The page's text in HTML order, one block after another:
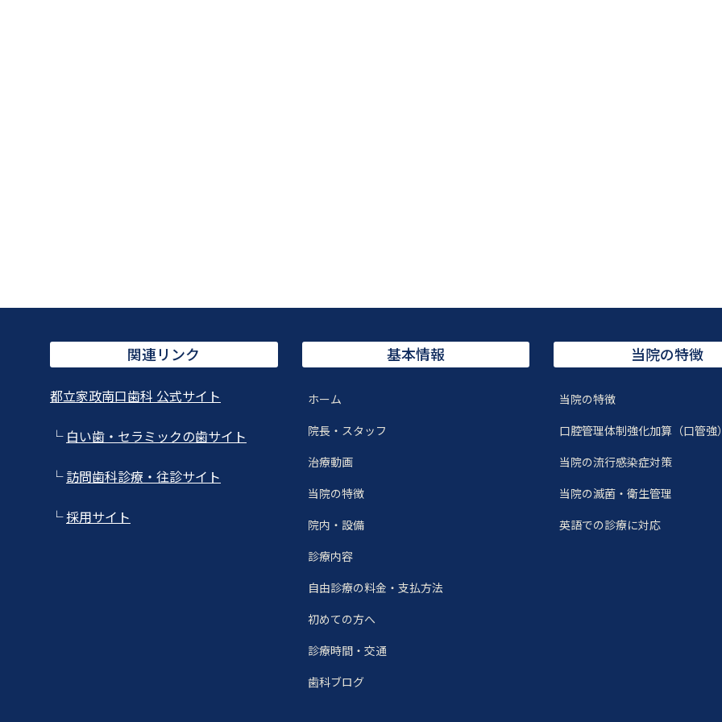
関連リンク
都立家政南口歯科 公式サイト
└ 白い歯・セラミックの歯サイト
└訪問歯科診療・往診サイト
└採用サイト
基本情報
ホーム
院長・スタッフ
治療動画
当院の特徴
院内・設備
診療内容
自由診療の料金・支払方法
初めての方へ
診療時間・交通
歯科ブログ
当院の特徴
当院の特徴
口腔管理体制強化加算（口管強
当院の流行感染症対策
当院の滅菌・衛生管理
英語での診療に対応